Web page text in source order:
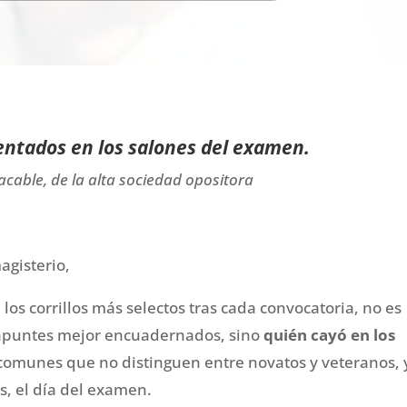
en los salones del examen.
de la alta sociedad opositora
corrillos más selectos tras cada convocatoria, no es
mejor encuadernados, sinoquién cayó en los
que no distinguen entre novatos y veteranos,
el día del examen.